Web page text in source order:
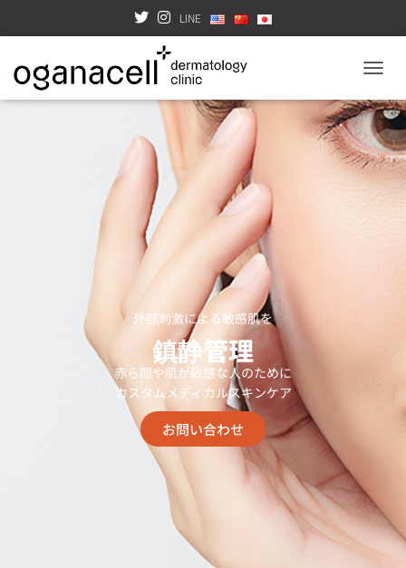
LINE
外部刺激による敏感肌を
鎮静管理
赤ら顔や肌が敏感な人のために
カスタムメディカルスキンケア
お問い合わせ